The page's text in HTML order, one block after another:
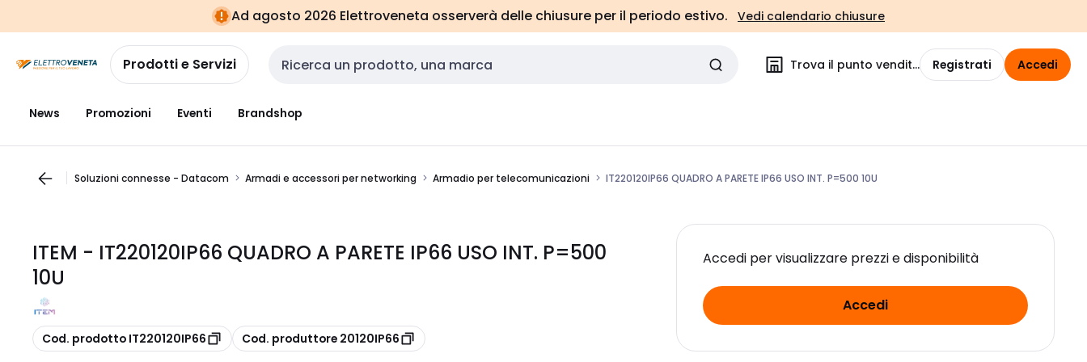
navigazionealla
pagina
Ad agosto 2026 Elettroveneta osserverà delle chiusure per il periodo estivo. Vedi calendario chiusure
Prodotti e Servizi Cerca input Trova il punto vendita Registrati Accedi
News Promozioni Eventi Brandshop
Soluzioni connesse - Datacom Armadi e accessori per networking Armadio per telecomunicazioni IT220120IP66 QUADRO A PARETE IP66 USO INT. P=500 10U
ITEM - IT220120IP66 QUADRO A PARETE IP66 USO INT. P=500
10U
copia
Cod. prodotto IT220120IP66 copia
Cod. produttore 20120IP66
Accedi per visualizzare prezzi e disponibilità
Accedi